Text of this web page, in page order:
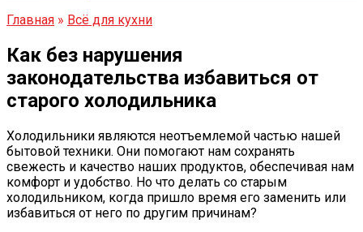
Главная » Всё для кухни
Как без нарушения
законодательства избавиться от
старого холодильника
Холодильники являются неотъемлемой частью нашей
бытовой техники. Они помогают нам сохранять
свежесть и качество наших продуктов, обеспечивая нам
комфорт и удобство. Но что делать со старым
холодильником, когда пришло время его заменить или
избавиться от него по другим причинам?